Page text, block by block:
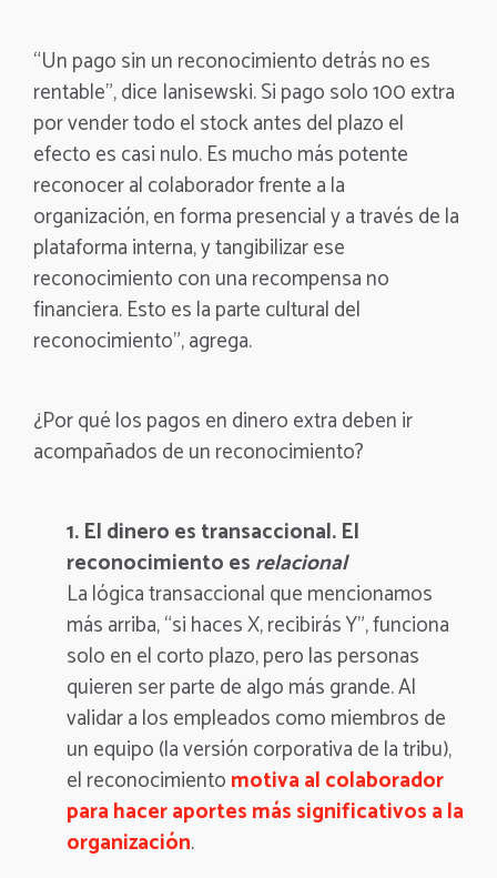
“Un pago sin un reconocimiento detrás no es
rentable”, dice Ianisewski. Si pago solo 100 extra
por vender todo el stock antes del plazo el
efecto es casi nulo. Es mucho más potente
reconocer al colaborador frente a la
organización, en forma presencial y a través de la
plataforma interna, y tangibilizar ese
reconocimiento con una recompensa no
financiera. Esto es la parte cultural del
reconocimiento”, agrega.
¿Por qué los pagos en dinero extra deben ir
acompañados de un reconocimiento?
1. El dinero es transaccional. El
reconocimiento esrelacional
La lógica transaccional que mencionamos
más arriba, “si haces X, recibirás Y”, funciona
solo en el corto plazo, perolas personas
quieren ser parte de algo más grande. Al
validar a los empleados como miembros de
un equipo (la versión corporativa de la tribu),
el reconocimientomotiva al colaborador
para hacer aportes más significativos a la
organización.